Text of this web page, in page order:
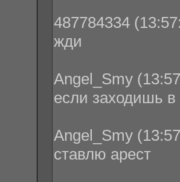
487784334
жди
Angel_Smy
если заходишь в
Angel_Smy
ставлю арест